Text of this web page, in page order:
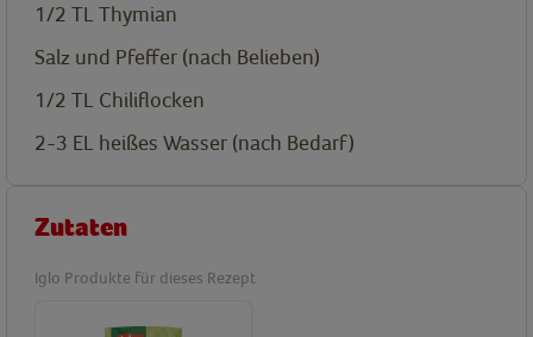
1/2 TL Thymian
Salz und Pfeffer (nach Belieben)
1/2 TL Chiliflocken
2-3 EL heißes Wasser (nach Bedarf)
Zutaten
Iglo Produkte für dieses Rezept